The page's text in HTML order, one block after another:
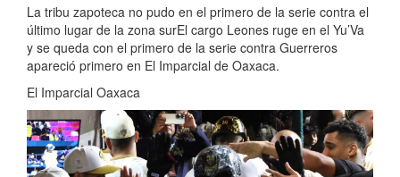
La tribu zapoteca no pudo en el primero de la serie contra el
último lugar de la zona surEl cargo Leones ruge en el Yu’Va
y se queda con el primero de la serie contra Guerreros
apareció primero en El Imparcial de Oaxaca.
El Imparcial Oaxaca